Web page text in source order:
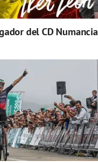
del CD Numancia